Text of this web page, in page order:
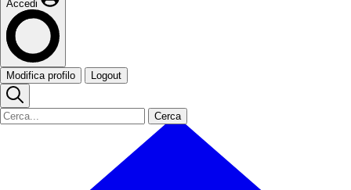
Accedi
Modifica profilo Logout
Cerca